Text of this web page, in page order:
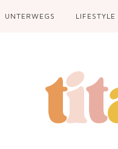
UNTERWEGS LIFESTYLE